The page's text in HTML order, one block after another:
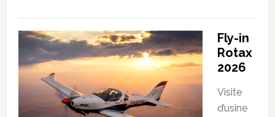
Fly-in
Rotax
2026
Visite
d’usine